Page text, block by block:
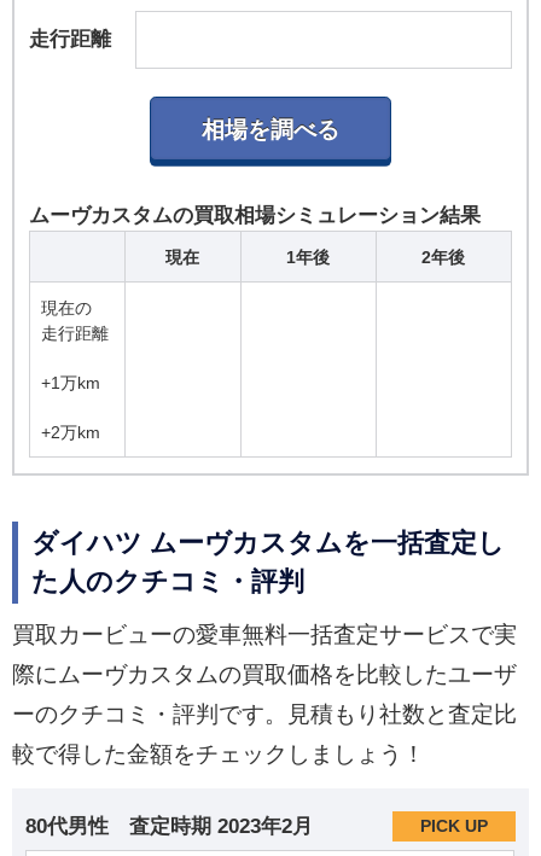
走行距離
ムーヴカスタムの買取相場シミュレーション結果
現在 1年後 2年後
現在の
走行距離
+1万km
+2万km
ダイハツ ムーヴカスタムを一括査定し
た人のクチコミ・評判
買取カービューの愛車無料一括査定サービスで実
際にムーヴカスタムの買取価格を比較したユーザ
ーのクチコミ・評判です。見積もり社数と査定比
較で得した金額をチェックしましょう！
80代男性 査定時期 2023年2月 PICK UP